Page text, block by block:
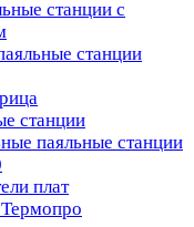
станции с
станции
станции
паяльные станции
плат